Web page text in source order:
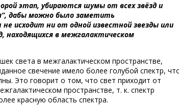
этап, убираются шумы от всех звёзд и
дабы можно было заметить
исходит ни от одной известной звезды или
находящихся в межгалактическом
света в межгалактическом пространстве,
свечение имело более голубой спектр,
Это говорит о том, что свет приходит от
пространстве, т. к. спектр
красную область спектра.